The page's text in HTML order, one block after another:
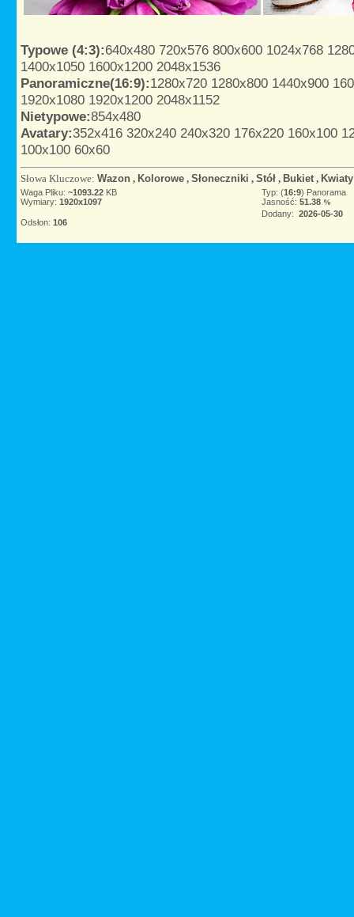
Typowe (4:3):640x480 720x576 800x600 1024x768
1400x1050 1600x1200 2048x1536
Panoramiczne(16:9):1280x720 1280x800 1440x900
1920x1080 1920x1200 2048x1152
Nietypowe:854x480
Avatary:352x416 320x240 240x320 176x220 160x100
100x100 60x60
Słowa Kluczowe: Wazon , Kolorowe , Słoneczniki , Stół , Bukiet , Kwiaty
Waga Pliku: ~1093.22 KB
Wymiary: 1920x1097
Typ: (16:9) Panorama
Jasność: 51.38 %
Odsłon: 106
Dodany: 2026-05-30